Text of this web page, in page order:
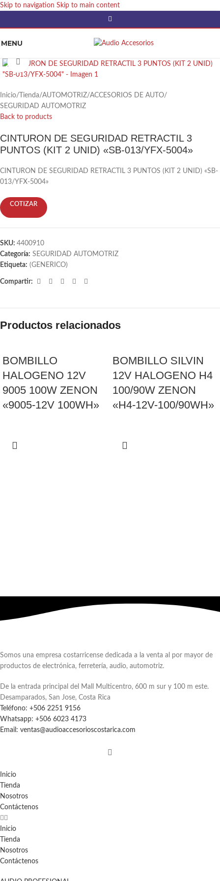
Skip to navigation Skip to main content
MENU
Click to enlarge
Inicio/ Tienda/AUTOMOTRIZ/ACCESORIOS DE AUTO/
SEGURIDAD AUTOMOTRIZ
Back to products
CINTURON DE SEGURIDAD RETRACTIL 3
PUNTOS (KIT 2 UNID) «SB-013/YFX-5004»
CINTURON DE SEGURIDAD RETRACTIL 3 PUNTOS (KIT 2 UNID) «SB-
013/YFX-5004»
COTIZAR
SKU: 4400910
Categoría: SEGURIDAD AUTOMOTRIZ
Etiqueta: (GENERICO)
Compartir:
Productos relacionados
BOMBILLO
HALOGENO 12V
9005 100W ZENON
«9005-12V 100WH»
BOMBILLO SILVIN
12V HALOGENO H4
100/90W ZENON
«H4-12V-100/90WH»
Somos una empresa costarricense dedicada a la venta al por mayor de
productos de electrónica, ferretería, audio, automotriz.
De la entrada principal del Mall Multicentro, 600 m sur y 100 m este.
Desamparados, San Jose, Costa Rica
Teléfono: +506 2251 9156
Whatsapp: +506 6023 4173
Email: ventas@audioaccesorioscostarica.com
Inicio
Tienda
Nosotros
Contáctenos
Inicio
Tienda
Nosotros
Contáctenos